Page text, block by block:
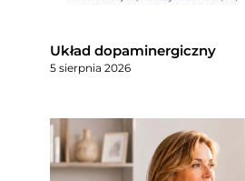
Układ dopaminergiczny
5 sierpnia 2026